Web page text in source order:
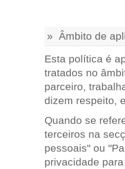
» Âmbito de
Esta política é
tratados no
parceiro,
dizem respeito,
Quando se
terceiros na
pessoais" ou
privacidade